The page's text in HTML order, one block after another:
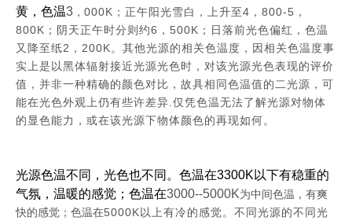
黄，色温3 ， 000K ；正午阳光雪白，上升至 4 ， 800-5 ，
800K ；阴天正午时分则约6 ， 500K ；日落前光色偏红，色温
又降至纸2 ， 200K。其他光源的相关色温度，因相关色温度事
实上是以黑体辐射接近光源光色时，对该光源光色表现的评价
值，并非一种精确的颜色对比，故具相同色温值的二光源，可
能在光色外观上仍有些许差异 仅凭色温无法了解光源对物体
的显色能力，或在该光源下物体颜色的再现如何。
光源色温不同，光色也不同。色温在3300K 以下有稳重的
气氛，温暖的感觉；色温在3000--5000K为中间色温，有爽
快的感觉；色温在5000K 以上有冷的感觉。不同光源的不同光